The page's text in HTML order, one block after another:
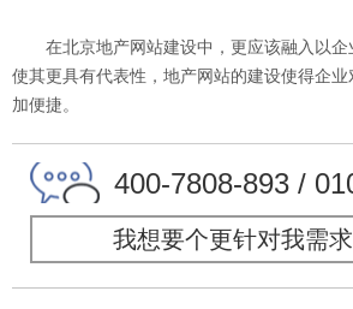
在北京地产网站建设中，更应该融入以企
使其更具有代表性，地产网站的建设使得企
加便捷。
400-7808-893 /
我想要个更针对我需